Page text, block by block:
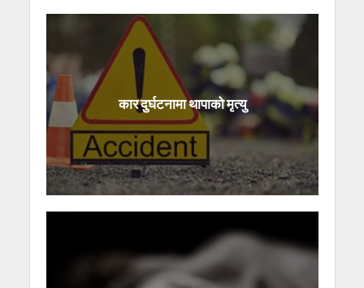
कार दुर्घटनामा थापाको मृत्यु